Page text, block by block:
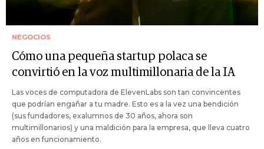
NEGOCIOS
Cómo una pequeña startup polaca se
convirtió en la voz multimillonaria de la IA
Las voces de computadora de ElevenLabs son tan convincentes
que podrían engañar a tu madre. Esto es a la vez una bendición
(sus fundadores, exalumnos de 30 años, ahora son
multimillonarios) y una maldición para la empresa, que lleva cuatro
años en funcionamiento.